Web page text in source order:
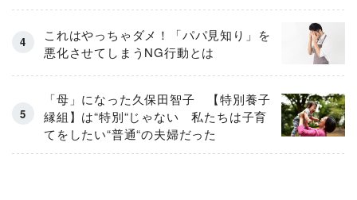
これはやっちゃダメ！「パパ見知り」を
悪化させてしまうNG行動とは
「母」になった久保田智子 【特別養子
縁組】は“特別“じゃない 私たちは子育
てをしたい“普通“の夫婦だった